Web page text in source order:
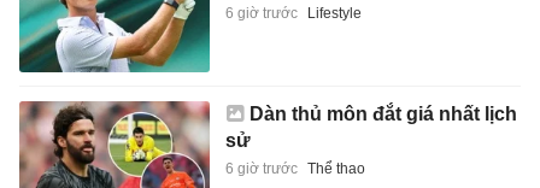
6 giờ trước Lifestyle
Dàn thủ môn đắt giá nhất lịch
sử
6 giờ trước Thể thao